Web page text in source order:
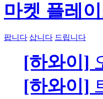
마켓 플레
팝니다 삽니다 드립니다
[하와이]
[하와이]